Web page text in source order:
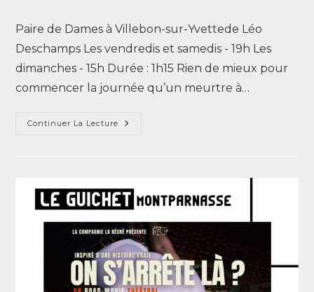
Paire de Dames à Villebon-sur-Yvettede Léo
Deschamps Les vendredis et samedis - 19h Les
dimanches - 15h Durée : 1h15 Rien de mieux pour
commencer la journée qu’un meurtre à…
Continuer La Lecture